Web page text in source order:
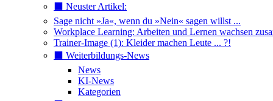
⬛️ Neuster Artikel:
Sage nicht »Ja«, wenn du »Nein« sagen willst ...
Workplace Learning: Arbeiten und Lernen wachsen
Trainer-Image (1): Kleider machen Leute ... ?!
⬛️ Weiterbildungs-News
News
KI-News
Kategorien